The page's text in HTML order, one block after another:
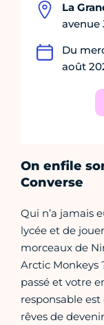
La
avenue
Du
août
On enfile
Converse
Qui n’a jamais
lycée et de
morceaux de
Arctic Monkeys
passé et votre
responsable
rêves de